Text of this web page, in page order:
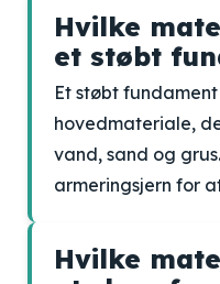
Hvilke
et støbt
Et støbt
hovedmateriale,
vand, sand og
armeringsjern for
Hvilke